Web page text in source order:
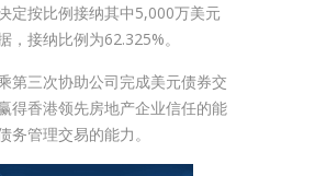
定按比例接纳其中5,000万美元
，接纳比例为62.325%。
第三次协助公司完成美元债券交
得香港领先房地产企业信任的能
务管理交易的能力。